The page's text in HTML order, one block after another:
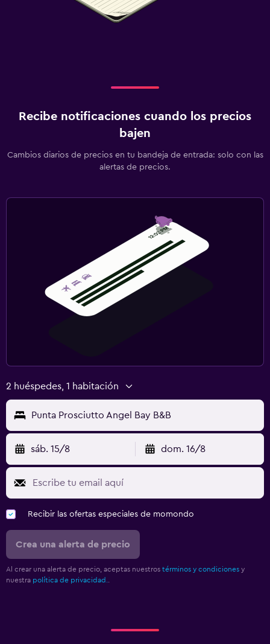
Recibe notificaciones cuando los precios
bajen
Cambios diarios de precios en tu bandeja de entrada: solo con las
alertas de precios.
2 huéspedes, 1 habitación
Punta Prosciutto Angel Bay B&B
sáb. 15/8 dom. 16/8
Recibir las ofertas especiales de momondo
Crea una alerta de precio
Al crear una alerta de precio, aceptas nuestros términos y condiciones y
nuestra política de privacidad.